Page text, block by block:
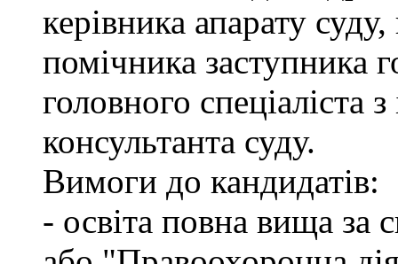
керівника апарату
помічника заступника
головного спеціаліста
консультанта суду.
Вимоги до кандидатів:
- освіта повна вища за